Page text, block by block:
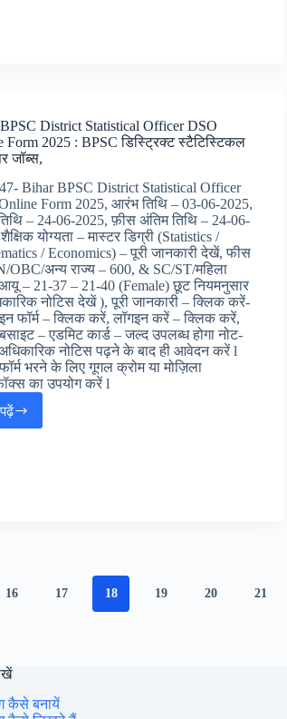
टेक्नीकल
असिस्टेंट
ऑनलाइन
फॉर्म,
District Statistical Officer DSO
Form 2025 : BPSC डिस्ट्रिक्ट स्टैटिस्टिकल
जॉब्स,
Bihar BPSC District Statistical Officer
Form 2025, आरंभ तिथि – 03-06-2025,
– 24-06-2025, फ़ीस अंतिम तिथि – 24-06-
योग्यता – मास्टर डिग्री (Statistics /
/ Economics) – पूरी जानकारी देखें, फीस
OBC/अन्य राज्य – 600, & SC/ST/महिला
– 21-37 – 21-40 (Female) छूट नियमनुसार
नोटिस देखें ), पूरी जानकारी – क्लिक करें-
फॉर्म – क्लिक करें, लॉगइन करें – क्लिक करें,
– एडमिट कार्ड – जल्द उपलब्ध होगा नोट-
नोटिस पढ़ने के बाद ही आवेदन करें l
भरने के लिए गूगल क्रोम या मोज़िला
का उपयोग करें l
Bihar
BPSC
16 17 18 19 20 21
कैसे बनायें